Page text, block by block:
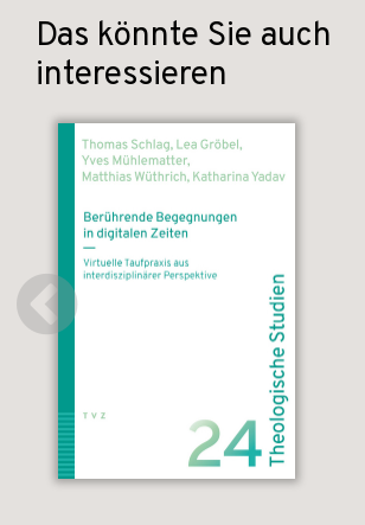
Das könnte Sie auch
interessieren